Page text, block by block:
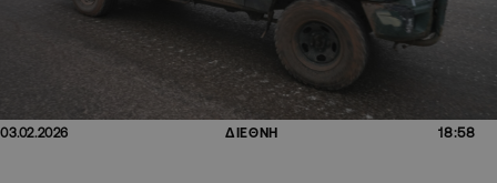
03.02.2026 ΔΙΕΘΝΗ 18:58